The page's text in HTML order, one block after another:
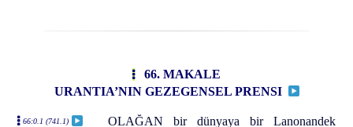
66. MAKALE
URANTIA’NIN GEZEGENSEL PRENSI
66:0.1 (741.1)
OLAĞAN bir dünyaya bir Lanonandek